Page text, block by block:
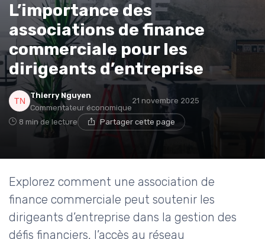
L’importance des
associations de finance
commerciale pour les
dirigeants d’entreprise
Thierry Nguyen
Commentateur économique
21 novembre 2025
8 min de lecture Partager cette page
Explorez comment une association de
finance commerciale peut soutenir les
dirigeants d’entreprise dans la gestion des
défis financiers, l’accès au réseau